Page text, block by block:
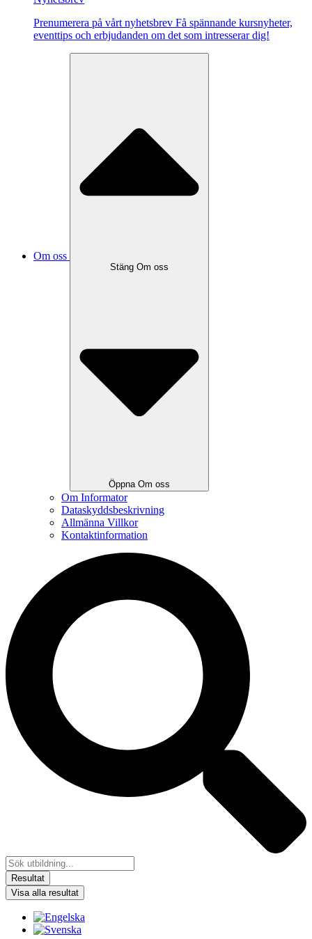
Pre­nu­me­re­ra på vårt ny­hets­brev Få spännande kursnyheter,
eventtips och erbjudanden om det som intresserar dig!
Om oss
Stäng Om oss
Öppna Om oss
Om Informator
Dataskyddsbeskrivning
Allmänna Villkor
Kontaktinformation
Resultat
Visa alla resultat